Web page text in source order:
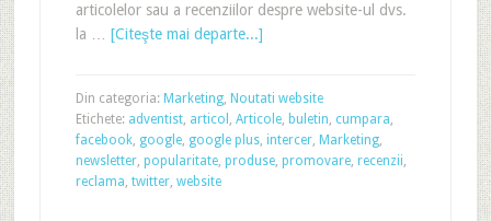
articolelor sau a recenziilor despre website-ul dvs.
la … [Citeşte mai departe...]
Din categoria: Marketing, Noutati website
Etichete: adventist, articol , Articole, buletin, cumpara,
facebook, google, google plus, intercer, Marketing,
newsletter, popularitate, produse, promovare, recenzii,
reclama, twitter, website